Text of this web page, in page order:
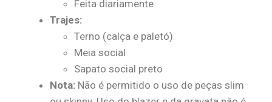
Feita diariamente
Trajes:
Terno (calça e paletó)
Meia social
Sapato social preto
Nota:Não é permitido o uso de peças slim